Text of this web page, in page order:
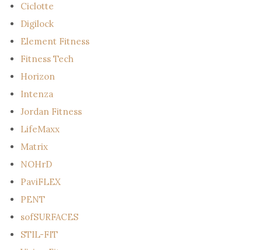
Ciclotte
Digilock
Element Fitness
Fitness Tech
Horizon
Intenza
Jordan Fitness
LifeMaxx
Matrix
NOHrD
PaviFLEX
PENT
sofSURFACES
STIL-FIT